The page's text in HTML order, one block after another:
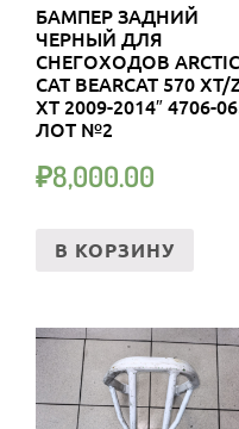
БАМПЕР ЗАДНИЙ
ЧЕРНЫЙ ДЛЯ
СНЕГОХОДОВ ARCTIC
CAT BEARCAT 570 XT/
XT 2009-2014″ 4706-
ЛОТ №2
₽8,000.00
В КОРЗИНУ